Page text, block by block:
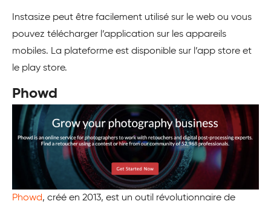
Instasize peut être facilement utilisé sur le web ou vous
pouvez télécharger l’application sur les appareils
mobiles. La plateforme est disponible sur l’app store et
le play store.
Phowd
Phowd, créé en 2013, est un outil révolutionnaire de